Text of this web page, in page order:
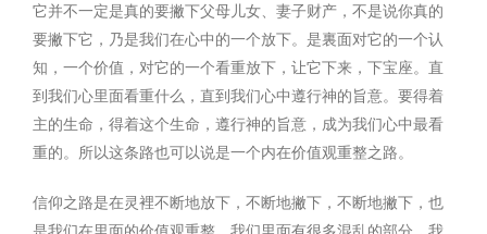
它并不一定是真的要撇下父母儿女、妻子财产，不是说你真的
要撇下它，乃是我们在心中的一个放下。是裏面对它的一个认
知，一个价值，对它的一个看重放下，让它下来，下宝座。直
到我们心里面看重什么，直到我们心中遵行神的旨意。要得着
主的生命，得着这个生命，遵行神的旨意，成为我们心中最看
重的。所以这条路也可以说是一个内在价值观重整之路。
信仰之路是在灵裡不断地放下，不断地撇下，不断地撇下，也